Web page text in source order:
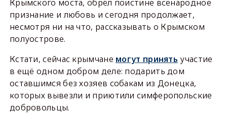
Крымского моста, обрёл поистине всенародное
признание и любовь и сегодня продолжает,
несмотря ни на что, рассказывать о Крымском
полуострове.
Кстати, сейчас крымчане могут принять участие
в ещё одном добром деле: подарить дом
оставшимся без хозяев собакам из Донецка,
которых вывезли и приютили симферопольские
добровольцы.